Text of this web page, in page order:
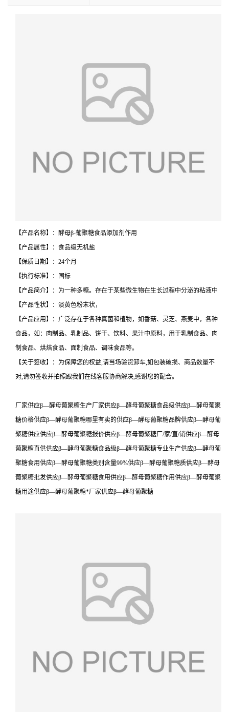
【产品名称】：酵母β-葡聚糖食品添加剂作用
【产品属性】：食品级无机盐
【保质日期】：24个月
【执行标准】：国标
【产品简介】：为一种多糖。存在于某些微生物在生长过程中分泌的粘液中
【产品性状】：淡黄色粉末状，
【产品应用】：广泛存在于各种真菌和植物，如香菇、灵芝、燕麦中，各种
食品，如：肉制品、乳制品、饼干、饮料、果汁中原料，用于乳制食品、肉
制食品、烘焙食品、面制食品、调味食品等。
【关于签收】：为保障您的权益,请当场验货卸车,如包装破损、商品数量不
对,请勿签收并拍照跟我们在线客服协商解决,感谢您的配合。
厂家供应β—酵母葡聚糖生产厂家供应β—酵母葡聚糖食品级供应β—酵母葡聚
糖价格供应β—酵母葡聚糖哪里有卖的供应β—酵母葡聚糖品牌供应β—酵母葡
聚糖供应供应β—酵母葡聚糖报价供应β—酵母葡聚糖厂/家/直/销供应β—酵母
葡聚糖直供供应β—酵母葡聚糖食品级β—酵母葡聚糖专业生产供应β—酵母葡
聚糖食用供应β—酵母葡聚糖类别含量99%供应β—酵母葡聚糖质供应β—酵母
葡聚糖批发供应β—酵母葡聚糖食用供应β—酵母葡聚糖作用供应β—酵母葡聚
糖用途供应β—酵母葡聚糖*厂家供应β—酵母葡聚糖